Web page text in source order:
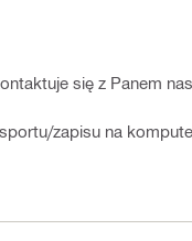
się z Panem
zapisu na